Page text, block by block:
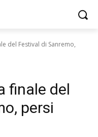
del Festival di Sanremo,
finale del
persi